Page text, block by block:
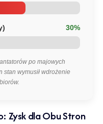
30%
po majowych
stan wymusił wdrożenie
Zysk dla Obu Stron